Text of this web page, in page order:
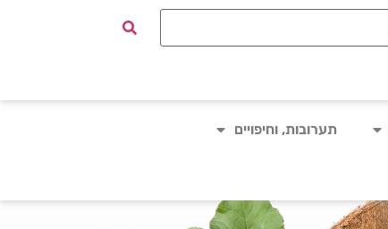
תערובות, וחיפויים